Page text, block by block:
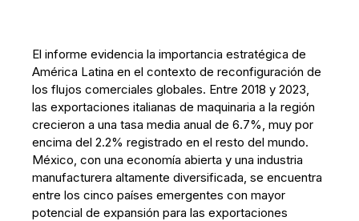
El informe evidencia la importancia estratégica de
América Latina en el contexto de reconfiguración de
los flujos comerciales globales. Entre 2018 y 2023,
las exportaciones italianas de maquinaria a la región
crecieron a una tasa media anual de 6.7%, muy por
encima del 2.2% registrado en el resto del mundo.
México, con una economía abierta y una industria
manufacturera altamente diversificada, se encuentra
entre los cinco países emergentes con mayor
potencial de expansión para las exportaciones